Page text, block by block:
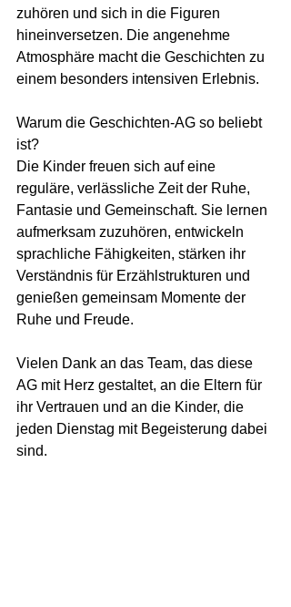
zuhören und sich in die Figuren
hineinversetzen. Die angenehme
Atmosphäre macht die Geschichten zu
einem besonders intensiven Erlebnis.
Warum die Geschichten-AG so beliebt
ist?
Die Kinder freuen sich auf eine
reguläre, verlässliche Zeit der Ruhe,
Fantasie und Gemeinschaft. Sie lernen
aufmerksam zuzuhören, entwickeln
sprachliche Fähigkeiten, stärken ihr
Verständnis für Erzählstrukturen und
genießen gemeinsam Momente der
Ruhe und Freude.
Vielen Dank an das Team, das diese
AG mit Herz gestaltet, an die Eltern für
ihr Vertrauen und an die Kinder, die
jeden Dienstag mit Begeisterung dabei
sind.